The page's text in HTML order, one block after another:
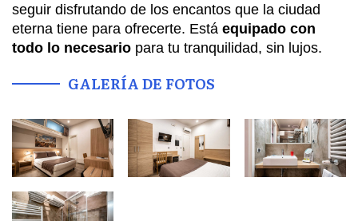
seguir disfrutando de los encantos que la ciudad
eterna tiene para ofrecerte. Está equipado con
todo lo necesario para tu tranquilidad, sin lujos.
GALERÍA DE FOTOS